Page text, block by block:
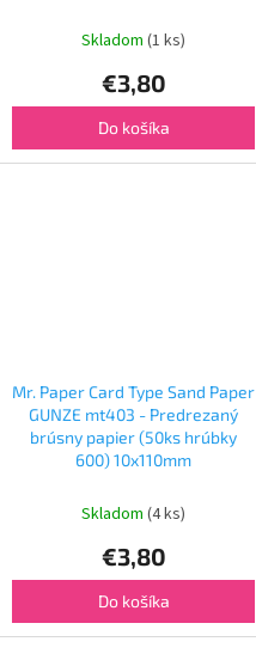
Skladom (1 ks)
€3,80
Do košíka
Mr. Paper Card Type Sand Paper
GUNZE mt403 - Predrezaný
brúsny papier (50ks hrúbky
600) 10x110mm
Skladom (4 ks)
€3,80
Do košíka